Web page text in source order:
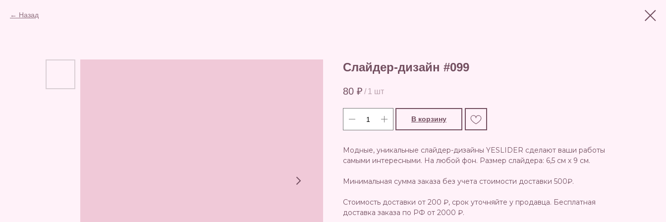
Назад
Слайдер-дизайн #099
80 ₽ / 1 шт
В корзину
Модные, уникальные слайдер-дизайны YESLIDER сделают ваши работы
самыми интересными. На любой фон. Размер слайдера: 6,5 см х 9 см.
Минимальная сумма заказа без учета стоимости доставки 500₽.
Стоимость доставки от 200 ₽, срок уточняйте у продавца. Бесплатная
доставка заказа по РФ от 2000 ₽.